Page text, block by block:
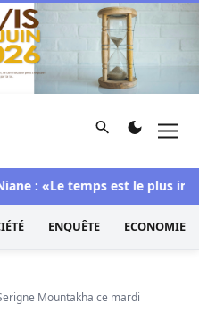
et d'investigation
Rechercher
: «Le temps est le plus
ENQUÊTE ECONOMIE
Mountakha ce mardi